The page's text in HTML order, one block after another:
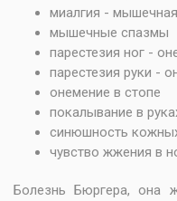
миалгия -
мышечные спазмы
парестезия ног -
парестезия руки -
онемение в стопе
покалывание в
синюшность
чувство жжения в
Болезнь Бюргера, она